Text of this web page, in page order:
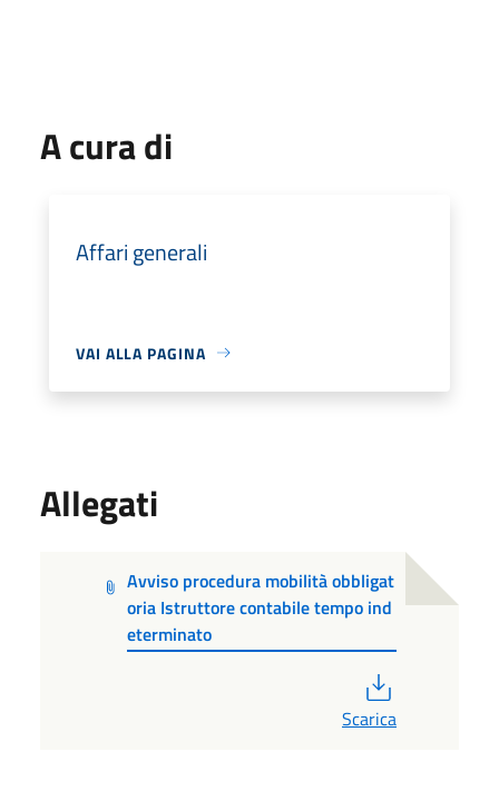
A cura di
Affari generali
VAI ALLA PAGINA
Allegati
Avviso procedura mobilità obbligat
oria Istruttore contabile tempo ind
eterminato
Scarica